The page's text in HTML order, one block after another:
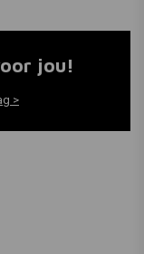
jou!
>